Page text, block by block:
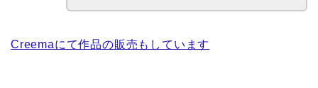
Creemaにて作品の販売もしています